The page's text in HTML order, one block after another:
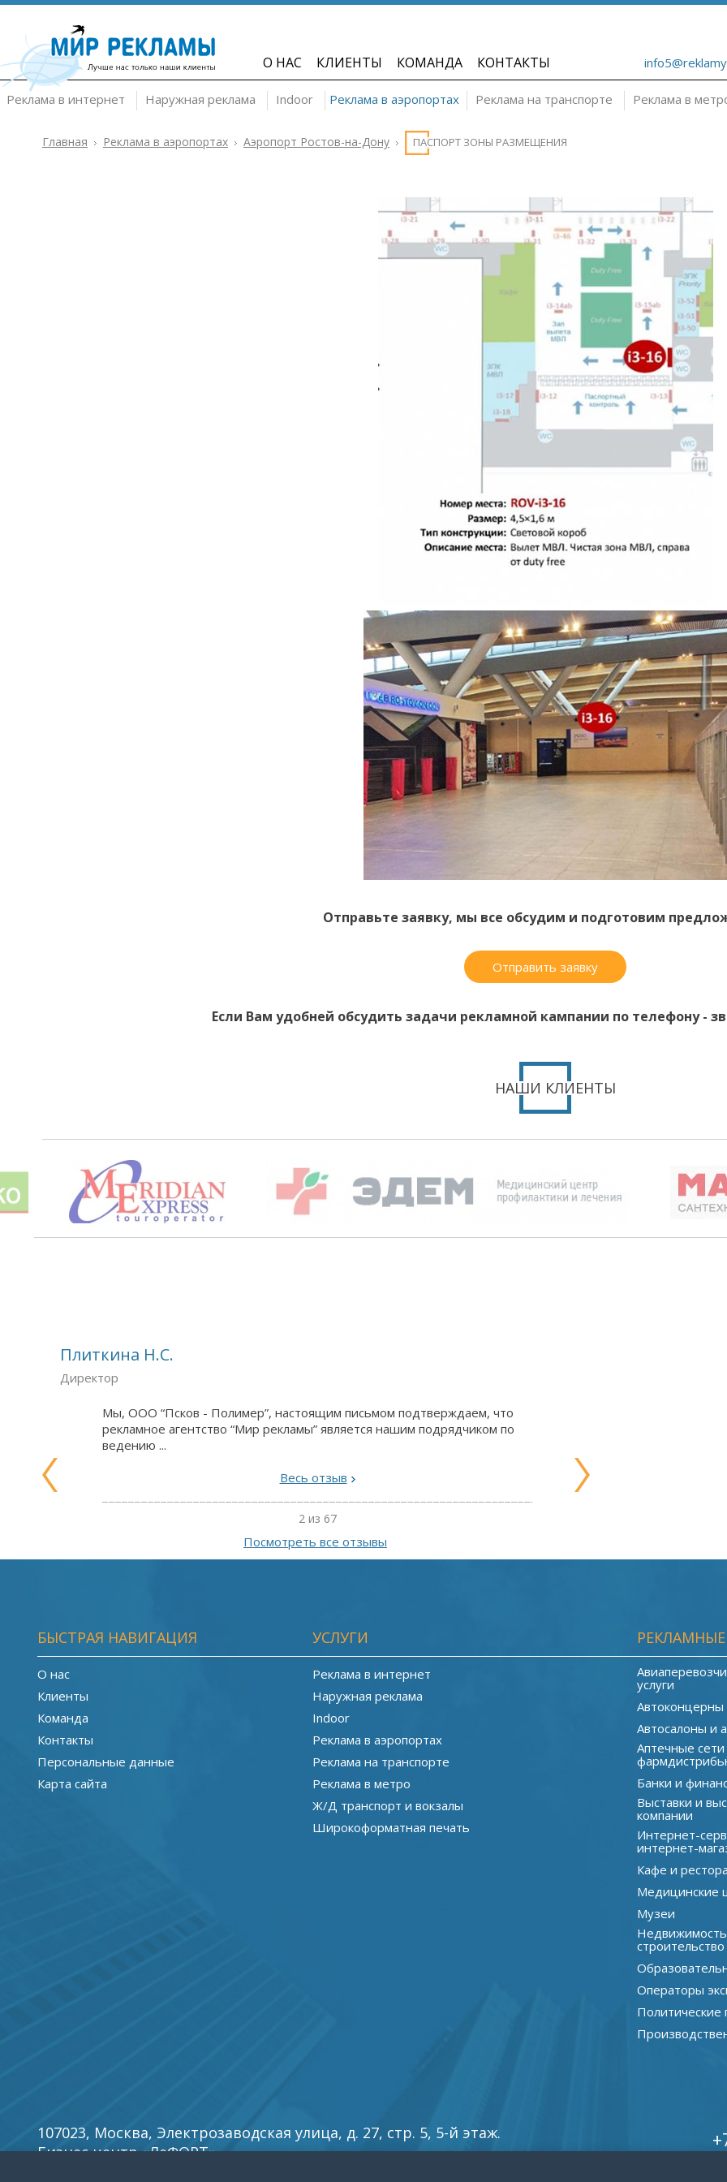
О НАС КЛИЕНТЫ КОМАНДА КОНТАКТЫ
Реклама в интернет Наружная реклама Indoor Реклама в аэропортах Реклама на транспорте Реклама в
Главная Реклама в аэропортах Аэропорт Ростов-на-Дону ПАСПОРТ ЗОНЫ РАЗМЕЩЕНИЯ
Отправьте заявку, мы все обсудим и подготовим
Отправить заявку
Если Вам удобней обсудить задачи рекламной кампании по телефону -
НАШИ КЛИЕНТЫ
Плиткина Н.С.
Директор
Мы, ООО “Псков - Полимер”, настоящим письмом подтверждаем, что
рекламное агентство “Мир рекламы” является нашим подрядчиком по
ведению ...
Весь отзыв
2 из 67
Посмотреть все отзывы
БЫСТРАЯ НАВИГАЦИЯ УСЛУГИ
О нас
Клиенты
Команда
Контакты
Персональные данные
Карта сайта
Реклама в интернет
Наружная реклама
Indoor
Реклама в аэропортах
Реклама на транспорте
Реклама в метро
Ж/Д транспорт и вокзалы
Широкоформатная печать
услуги
Автоконцерны
Автосалоны и
Аптечные
Банки и
Выставки и
компании
Интернет-
интернет-
Кафе и
Медицинские
Музеи
строительство
Операторы
Политические
107023, Москва, Электрозаводская улица, д. 27, стр. 5, 5-й этаж.
Бизнес центр «ЛеФОРТ».